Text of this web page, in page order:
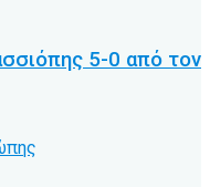
5-0 από τον